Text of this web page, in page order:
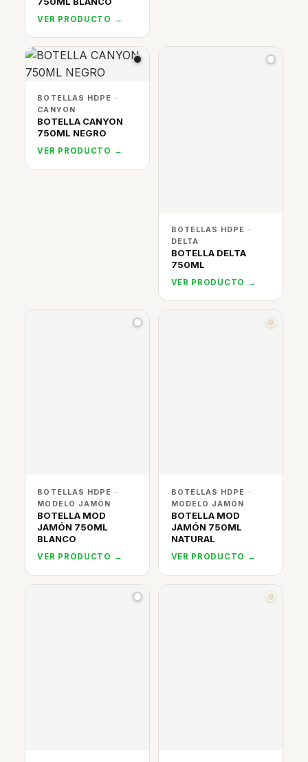
VER PRODUCTO →
BOTELLAS HDPE ·
CANYON
BOTELLA CANYON
750ML NEGRO
VER PRODUCTO →
BOTELLAS HDPE ·
DELTA
BOTELLA DELTA
750ML
VER PRODUCTO →
BOTELLAS HDPE ·
MODELO JAMÓN
BOTELLA MOD
JAMÓN 750ML
BLANCO
VER PRODUCTO →
BOTELLAS HDPE ·
MODELO JAMÓN
BOTELLA MOD
JAMÓN 750ML
NATURAL
VER PRODUCTO →